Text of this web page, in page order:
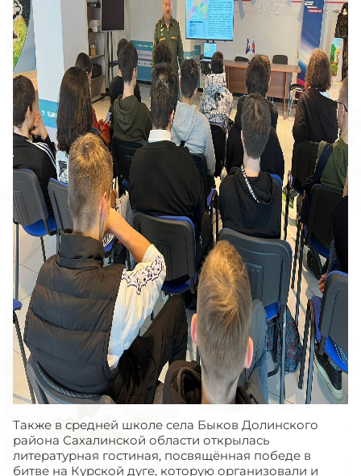
Также в средней школе села Быков Долинского
района Сахалинской области открылась
литературная гостиная, посвящённая победе в
битве на Курской дуге, которую организовали и